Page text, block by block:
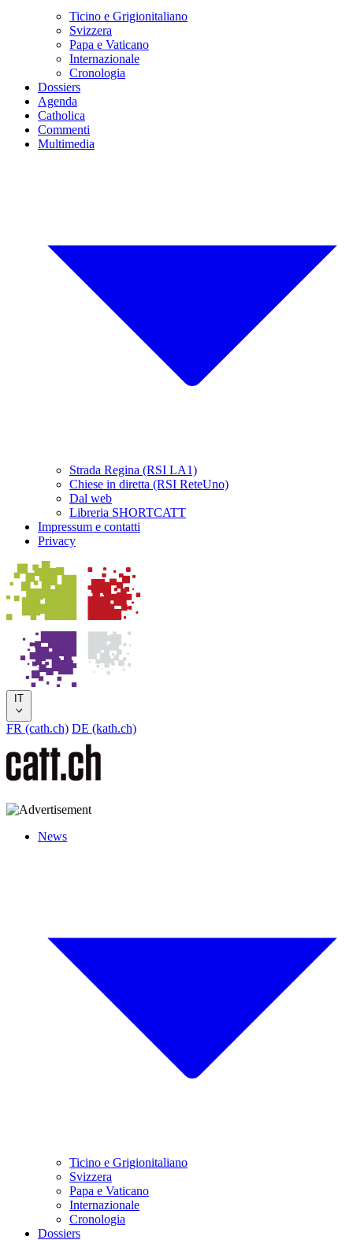
Ticino e Grigionitaliano
Svizzera
Papa e Vaticano
Internazionale
Cronologia
Dossiers
Agenda
Catholica
Commenti
Multimedia
Strada Regina (RSI LA1)
Chiese in diretta (RSI ReteUno)
Dal web
Libreria SHORTCATT
Impressum e contatti
Privacy
IT
FR (cath.ch) DE (kath.ch)
News
Ticino e Grigionitaliano
Svizzera
Papa e Vaticano
Internazionale
Cronologia
Dossiers